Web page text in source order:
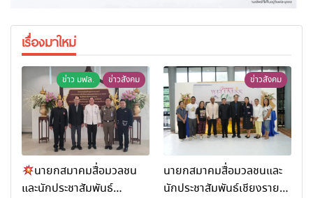
เรื่องมาใหม่
ข่าว มฟล. ข่าวสังคม
นายกสมาคมสื่อมวลชน
และนักประชาสัมพันธ์
ข่าวสังคม
นายกสมาคมสื่อมวลชนและ
นักประชาสัมพันธ์เชียงราย